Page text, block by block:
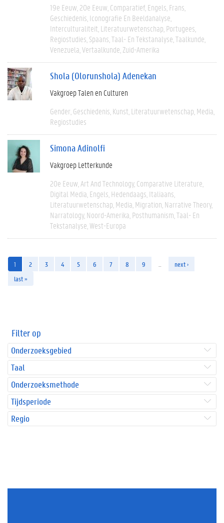
19e Eeuw 20e Eeuw Comparatief Engels Frans
Geschiedenis Iconografie En Beeldanalyse
Interculturaliteit Literatuurwetenschap Portugees
Regiostudies Spaans Taal- En Tekstanalyse Taalkunde
Venezuela Vertaalkunde Zuid-Amerika
Shola (Olorunshola) Adenekan
Vakgroep Talen en Culturen
Gender Geschiedenis Kunst Literatuurwetenschap Media
Regiostudies
Simona Adinolfi
Vakgroep Letterkunde
20e Eeuw Art And Technology Comparative Literature
Digital Media Engels Hedendaags Italiaans
Literatuurwetenschap Media Migration Narrative Theory
Narratology Noord-Amerika Posthumanism Taal- En
Tekstanalyse West-Europa
1 2 3 4 5 6 7 8 9
next ›
last »
Filter op
Onderzoeksgebied
Taal
Onderzoeksmethode
Tijdsperiode
Regio